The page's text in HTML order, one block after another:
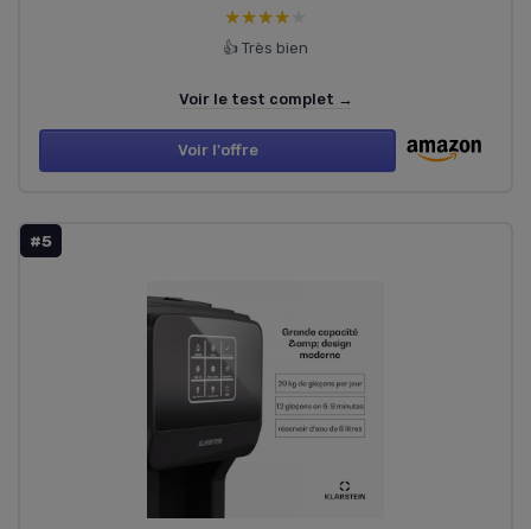
★★★★★
★★★★★
👍 Très bien
Voir le test complet →
Voir l'offre
#5